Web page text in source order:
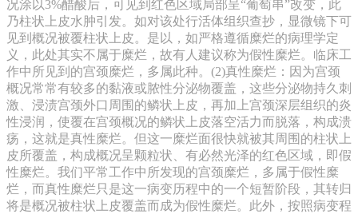
况涂以3%醋酸后，可见到红色区域局部呈“葡萄串”改变，此
乃柱状上皮水肿引发。如对该处行活体组织查抄，显微镜下可
见到概况被覆柱状上皮。是以，如严格遵循糜烂的病理学定
义，此处其实不属于糜烂，故有人建议称为假性糜烂。临床工
作中所见到的宫颈糜烂，多属此种。(2)真性糜烂：因为宫颈
概况常常有较多的黏液或脓性分泌物覆盖，这些分泌物持久刺
激、浸渍宫颈外口周围的鳞状上皮，再加上宫颈深层组织的炎
性浸润，使覆在宫颈概况的鳞状上皮落空活力而脱落，构成溃
疡，这就是真性糜烂。但这一糜烂面很快就被其周围的柱状上
皮所覆盖，构成概况呈颗粒状、有必然光泽的红色区域，即假
性糜烂。我们平常工作中所发现的宫颈糜烂，多属于假性糜
烂，而真性糜烂只是这一病变历程中的一个短暂阶段，其转归
将是概况被柱状上皮覆盖而成为假性糜烂。此外，按照病变程